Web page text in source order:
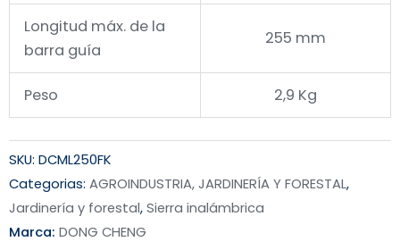
Longitud máx. de la
barra guía
255 mm
Peso 2,9 Kg
SKU: DCML250FK
Categorias: AGROINDUSTRIA, JARDINERÍA Y FORESTAL,
Jardinería y forestal,Sierra inalámbrica
Marca: DONG CHENG